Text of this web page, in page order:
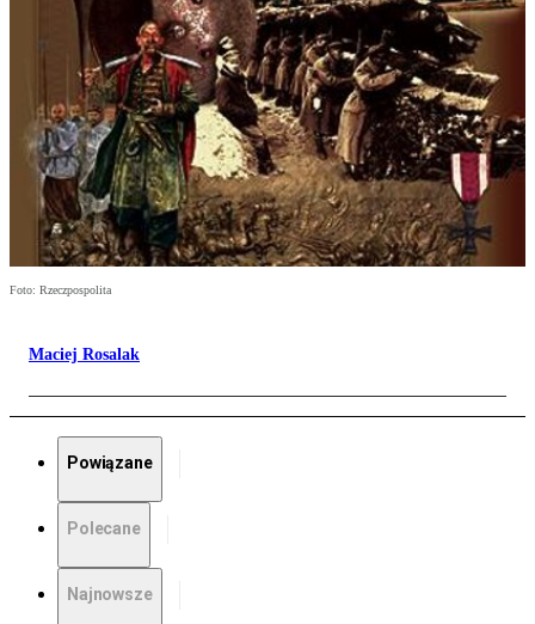
Foto: Rzeczpospolita
Maciej Rosalak
Powiązane
Polecane
Najnowsze